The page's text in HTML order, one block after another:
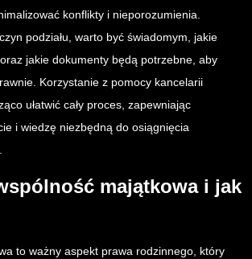
konflikty i nieporozumienia.
podziału, warto być świadomym, jakie
jakie dokumenty będą potrzebne, aby
Korzystanie z pomocy kancelarii
ułatwić cały proces, zapewniając
i wiedzę niezbędną do osiągnięcia
majątkowa i jak
to ważny aspekt prawa rodzinnego, który